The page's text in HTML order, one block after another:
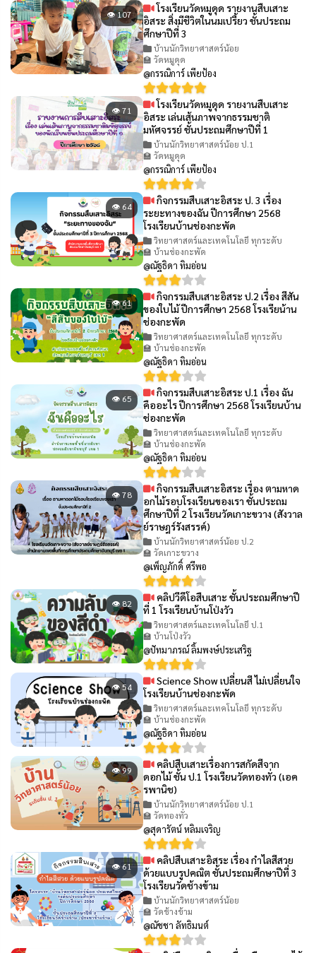
👁 107
โรงเรียนวัดหมูดุด รายงานสืบเสาะ
อิสระ สิ่งมีชีวิตในนมเปรี้ยว ชั้นประถม
ศึกษาปีที่ 3
บ้านนักวิทยาศาสตร์น้อย
🏫 วัดหมูดุด
@กรรณิการ์ เพียป้อง
👁 71
โรงเรียนวัดหมูดุด รายงานสืบเสาะ
อิสระ เล่นเส้นภาพจากธรรมชาติ
มหัศจรรย์ ชั้นประถมศึกษาปีที่ 1
บ้านนักวิทยาศาสตร์น้อย ป.1
🏫 วัดหมูดุด
@กรรณิการ์ เพียป้อง
👁 64
กิจกรรมสืบเสาะอิสระ ป. 3 เรื่อง
ระยะทางของฉัน ปีการศึกษา 2568
โรงเรียนบ้านช่องกะพัด
วิทยาศาสตร์และเทคโนโลยี ทุกระดับ
🏫 บ้านช่องกะพัด
@ณัฐธิดา ทิมอ่อน
👁 61
กิจกรรมสืบเสาะอิสระ ป.2 เรื่อง สีสัน
ของใบไม้ ปีการศึกษา 2568 โรงเรียน้าน
ช่องกะพัด
วิทยาศาสตร์และเทคโนโลยี ทุกระดับ
🏫 บ้านช่องกะพัด
@ณัฐธิดา ทิมอ่อน
👁 65
กิจกรรมสืบเสาะอิสระ ป.1 เรื่อง ฉัน
คืออะไร ปีการศึกษา 2568 โรงเรียนบ้าน
ช่องกะพัด
วิทยาศาสตร์และเทคโนโลยี ทุกระดับ
🏫 บ้านช่องกะพัด
@ณัฐธิดา ทิมอ่อน
👁 78
กิจกรรมสืบเสาะอิสระ เรื่อง ตามหาด
อกไม้รอบโรงเรียนของเรา ชั้นประถม
ศึกษาปีที่ 2 โรงเรียนวัดเกาะขวาง (สังวาล
ย์ราษฎร์รังสรรค์)
บ้านนักวิทยาศาสตร์น้อย ป.2
🏫 วัดเกาะขวาง
@เพ็ญภักดิ์ ศรีพอ
👁 82
คลิปวีดีโอสืบเสาะ ชั้นประถมศึกษาปี
ที่ 1 โรงเรียนบ้านโป่งวัว
วิทยาศาสตร์และเทคโนโลยี ป.1
🏫 บ้านโป่งวัว
@ปัทมาภรณ์ ลิ้มพงษ์ประเสริฐ
👁 54
Science Show เปลี่ยนสี ไม่เปลี่ยนใจ
โรงเรียนบ้านช่องกะพัด
วิทยาศาสตร์และเทคโนโลยี ทุกระดับ
🏫 บ้านช่องกะพัด
@ณัฐธิดา ทิมอ่อน
👁 99
คลิปสืบเสาะเรื่องการสกัดสีจาก
ดอกไม้ ชั้น ป.1 โรงเรียนวัดทองทั่ว (เอค
รพานิช)
บ้านนักวิทยาศาสตร์น้อย ป.1
🏫 วัดทองทั่ว
@สุดารัตน์ หลิมเจริญ
👁 61
คลิปสืบเสาะอิสระ เรื่อง กำไลสีสวย
ด้วยแบบรูปคณิต ชั้นประถมศึกษาปีที่ 3
โรงเรียนวัดช้างข้าม
บ้านนักวิทยาศาสตร์น้อย
🏫 วัดช้างข้าม
@ณัชชา ลัทธิมนต์